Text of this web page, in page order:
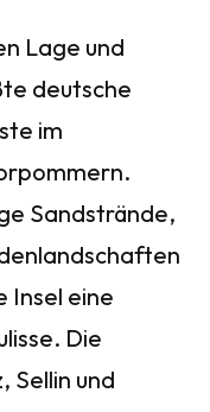
Lage und
deutsche
im
Sandstrände,
Insel eine
Die
Sellin und